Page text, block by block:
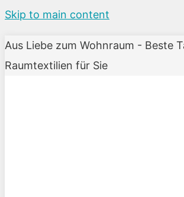
Skip to main content
Aus Liebe zum Wohnraum - Beste
Raumtextilien für Sie